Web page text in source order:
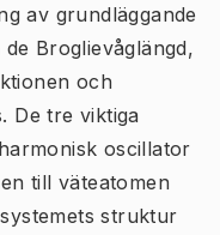
av grundläggande
Broglievåglängd,
och
De tre viktiga
oscillator
till väteatomen
struktur